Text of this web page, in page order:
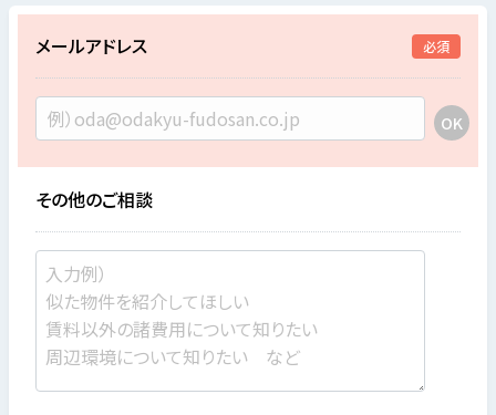
メールアドレス 必須
その他のご相談